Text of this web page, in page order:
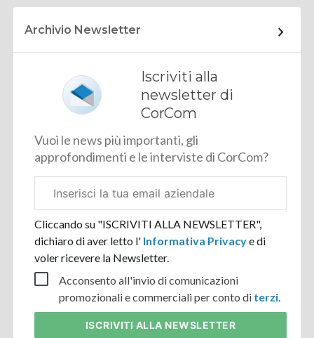
Archivio Newsletter
Iscriviti alla
newsletter di
CorCom
Vuoi le news più importanti, gli
approfondimenti e le interviste di CorCom?
aziendale
Cliccando su "ISCRIVITI ALLA NEWSLETTER",
dichiaro di aver letto l' Informativa Privacye di
voler ricevere la Newsletter.
Acconsento all'invio di comunicazioni
promozionali e commerciali per conto di terzi
ISCRIVITI ALLA NEWSLETTER